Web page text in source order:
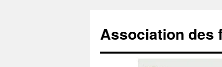
contenu
Association des